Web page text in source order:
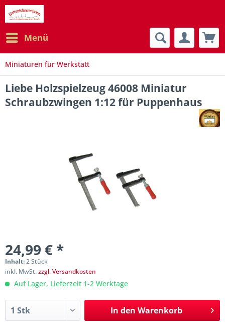
Menü
Miniaturen für Werkstatt
Liebe Holzspielzeug 46008 Miniatur
Schraubzwingen 1:12 für Puppenhaus
24,99 € *
Inhalt:2 Stück
inkl. MwSt.zzgl. Versandkosten
Auf Lager, Lieferzeit 1-2 Werktage
In den Warenkorb